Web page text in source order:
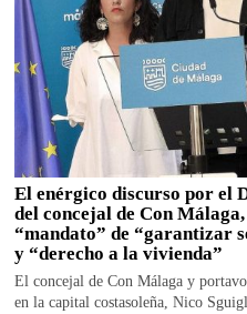
El enérgico discurso por el
del concejal de Con
“mandato” de “garantizar
y “derecho a la vivienda”
El concejal de Con Málaga y
en la capital costasoleña, Nico